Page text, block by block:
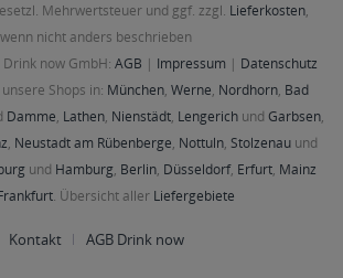
Mehrwertsteuer und ggf. zzgl. Lieferkosten,
wenn nicht anders beschrieben
now GmbH: AGB | Impressum | Datenschutz
Shops in: München, Werne, Nordhorn, Bad
Damme, Lathen, Nienstädt, Lengerichund Garbsen,
, Neustadt am Rübenberge, Nottuln, Stolzenau und
und Hamburg, Berlin, Düsseldorf, Erfurt, Mainz
. Übersicht aller Liefergebiete
Kontakt AGB Drink now